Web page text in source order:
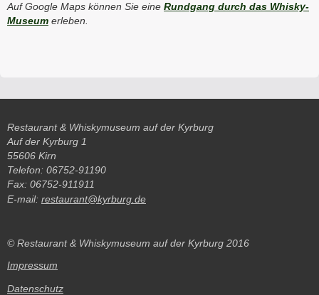
Auf Google Maps können Sie eine Rundgang durch das Whisky-
Museum erleben.
Restaurant & Whiskymuseum auf der Kyrburg
Auf der Kyrburg 1
55606 Kirn
Telefon: 06752-91190
Fax: 06752-911911
E-mail: restaurant@kyrburg.de
© Restaurant & Whiskymuseum auf der Kyrburg 2016
Impressum
Datenschutz